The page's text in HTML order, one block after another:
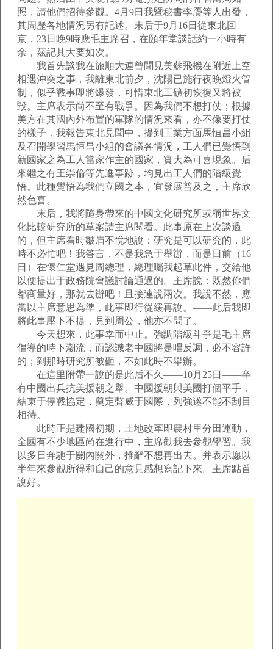
照，請他們招待參觀。4月9日我暨秘書李贗等人出發，
其周歷各地情況另有記述。末后于9月16日從東北回
京，23日晚9時應毛主席召，在頤年堂談話約一小時有
余，茲記其大要如次。
我首先談我在旅順大連曾聞見美蘇飛機在附近上空
相遇沖突之事，我離東北前夕，沈陽已施行夜晚燈火管
制，似乎戰事即將爆發，可惜東北工礦初恢復又將被
毀。主席表示尚不至有戰爭。因為我們不想打仗；根據
美方在其國內外布置的軍隊的情況來看，亦不像要打仗
的樣子．我報告東北見聞中，提到工業方面馬恒昌小組
及召開學習馬恒昌小組的會議各情況，工人們已覺悟到
新國家之為工人當家作主的國家，實大為可喜現象。后
來繼之有王崇倫等先進事跡，均見出工人們的階級覺
悟。此種覺悟為我們立國之本，宜發展普及之，主席欣
然色喜。
末后，我將隨身帶來的中國文化研究所或稱世界文
化比較研究所的草案請主席閱看。此事原在上次談過
的，但主席看時皺眉不悅地說：研究是可以研究的，此
時不必忙吧！我答言，不是我急于舉辦，而是日前（16
日）在懷仁堂遇見周總理，總理囑我起草此件，交給他
以便提出于政務院會議討論通過的。主席說：既然你們
都商量好，那就去辦吧！且接連說兩次。我說不然，應
當以主席意思為準，此事即行從緩再說。——此后我即
將此事壓下不提，見到周公，他亦不問了。
今天想來，此事幸而中止。強調階級斗爭是毛主席
倡導的時下潮流，而認識老中國將是唱反調，必不容許
的；到那時研究所被砸，不如此時不舉辦。
在這里附帶一說的是此后不久——10月25日——卒
有中國出兵抗美援朝之舉。中國援朝與美國打個平手，
結束于停戰協定，奠定聲威于國際，列強遂不能不刮目
相待。
此時正是建國初期，土地改革即農村里分田運動，
全國有不少地區尚在進行中，主席勸我去參觀學習。我
以多日奔馳于關內關外，推辭不想再出去。并表示愿以
半年來參觀所得和自己的意見感想寫記下來。主席點首
說好。